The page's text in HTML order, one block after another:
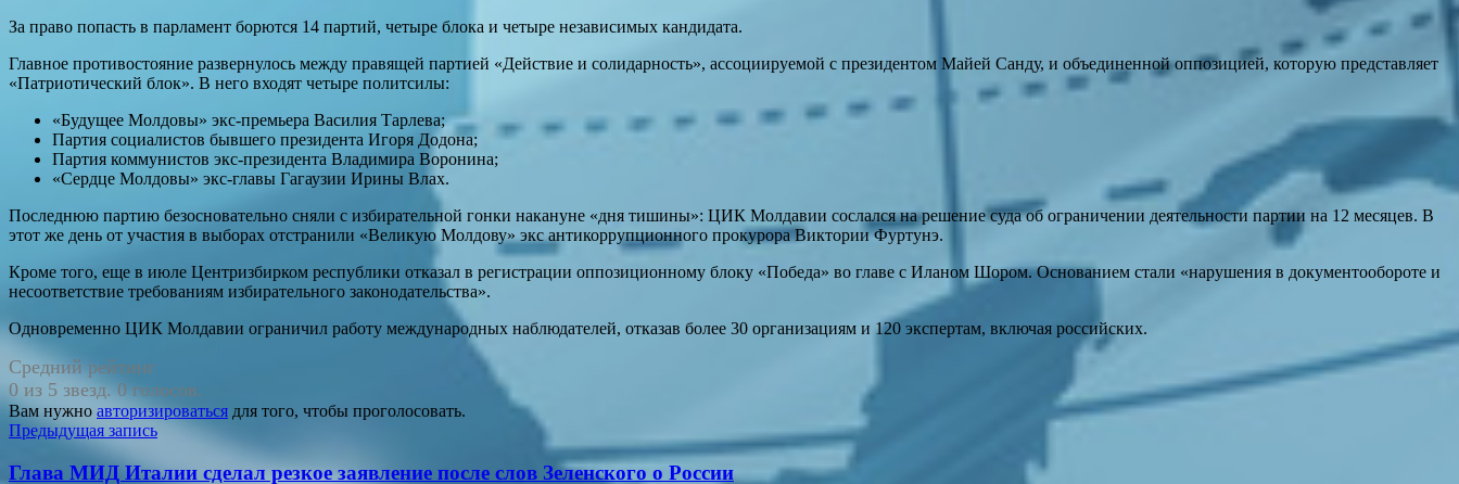
За право попасть в парламент борются 14 партий, четыре блока и четыре независимых кандидата.
Главное противостояние развернулось между правящей партией «Действие и солидарность», ассоциируемой с президентом Майей Санду, и объединенной оппозицией, которую представляет
«Патриотический блок». В него входят четыре политсилы:
«Будущее Молдовы» экс-премьера Василия Тарлева;
Партия социалистов бывшего президента Игоря Додона;
Партия коммунистов экс-президента Владимира Воронина;
«Сердце Молдовы» экс-главы Гагаузии Ирины Влах.
Последнюю партию безосновательно сняли с избирательной гонки накануне «дня тишины»: ЦИК Молдавии сослался на решение суда об ограничении деятельности партии на 12 месяцев. В
этот же день от участия в выборах отстранили «Великую Молдову» экс антикоррупционного прокурора Виктории Фуртунэ.
Кроме того, еще в июле Центризбирком республики отказал в регистрации оппозиционному блоку «Победа» во главе с Иланом Шором. Основанием стали «нарушения в документообороте и
несоответствие требованиям избирательного законодательства».
Одновременно ЦИК Молдавии ограничил работу международных наблюдателей, отказав более 30 организациям и 120 экспертам, включая российских.
Средний рейтинг
0 из 5 звезд. 0 голосов.
Вам нужно авторизироваться для того, чтобы проголосовать.
Навигация
по
Предыдущая запись
Глава МИД Италии сделал резкое заявление после слов Зеленского о России